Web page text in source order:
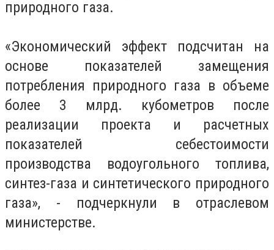
природного газа.
«Экономический эффект подсчитан на
основе показателей замещения
потребления природного газа в объеме
более 3 млрд. кубометров после
реализации проекта и расчетных
показателей себестоимости
производства водоугольного топлива,
синтез-газа и синтетического природного
газа», - подчеркнули в отраслевом
министерстве.